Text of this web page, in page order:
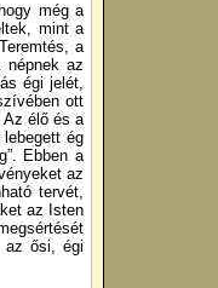
még a
mint a
a
népnek az
égi jelét,
ott
élő és a
ég
Ebben a
az
tervét,
az Isten
az ősi, égi